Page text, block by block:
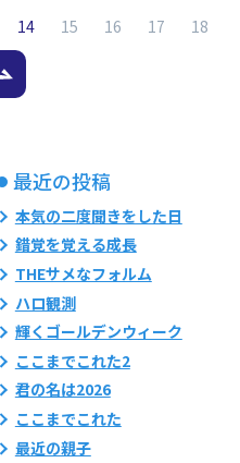
14（現在のページ）
15 16 17 18
最近の投稿
本気の二度聞きをした日
錯覚を覚える成長
THEサメなフォルム
ハロ観測
輝くゴールデンウィーク
ここまでこれた2
君の名は2026
ここまでこれた
最近の親子